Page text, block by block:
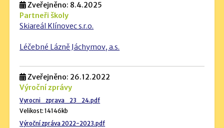
Zveřejněno: 8.4.2025
Partneři školy
Skiareál Klínovec s.r.o.
Léčebné Lázně Jáchymov, a.s.
Zveřejněno: 26.12.2022
Výroční zprávy
Vyrocni_zprava_23_24.pdf
Velikost: 14146kb
Výroční zpráva 2022-2023.pdf